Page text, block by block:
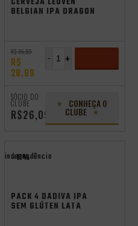
BELGIAN IPA DRAGON
R$ 35,99
R$
28,99
+
-
SÓCIO DO
CLUBE
R$26,09
CONHEÇA O
CLUBE
independência
- 11%
PACK 4 DÁDIVA IPA
SEM GLÚTEN LATA